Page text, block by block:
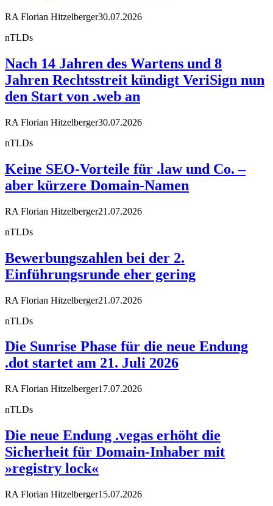
RA Florian Hitzelberger30.07.2026
nTLDs
Nach 14 Jahren des Wartens und 8
Jahren Rechtsstreit kündigt VeriSign nun
den Start von .web an
RA Florian Hitzelberger30.07.2026
nTLDs
Keine SEO-Vorteile für .law und Co. –
aber kürzere Domain-Namen
RA Florian Hitzelberger21.07.2026
nTLDs
Bewerbungszahlen bei der 2.
Einführungsrunde eher gering
RA Florian Hitzelberger21.07.2026
nTLDs
Die Sunrise Phase für die neue Endung
.dot startet am 21. Juli 2026
RA Florian Hitzelberger17.07.2026
nTLDs
Die neue Endung .vegas erhöht die
Sicherheit für Domain-Inhaber mit
»registry lock«
RA Florian Hitzelberger15.07.2026